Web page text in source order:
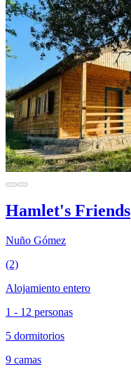
Hamlet's Friends
Nuño Gómez
(2)
Alojamiento entero
1 - 12 personas
5 dormitorios
9 camas